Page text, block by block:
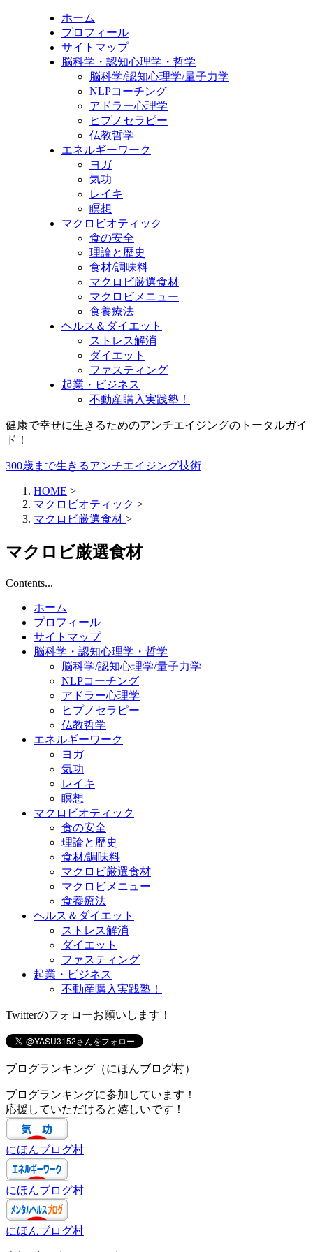
ホーム
プロフィール
サイトマップ
脳科学・認知心理学・哲学
脳科学/認知心理学/量子力学
NLPコーチング
アドラー心理学
ヒプノセラピー
仏教哲学
エネルギーワーク
ヨガ
気功
レイキ
瞑想
マクロビオティック
食の安全
理論と歴史
食材/調味料
マクロビ厳選食材
マクロビメニュー
食養療法
ヘルス＆ダイエット
ストレス解消
ダイエット
ファスティング
起業・ビジネス
不動産購入実践塾！
健康で幸せに生きるためのアンチエイジングのトータルガイ
ド！
300歳まで生きるアンチエイジング技術
HOME >
マクロビオティック >
マクロビ厳選食材 >
マクロビ厳選食材
Contents...
ホーム
プロフィール
サイトマップ
脳科学・認知心理学・哲学
脳科学/認知心理学/量子力学
NLPコーチング
アドラー心理学
ヒプノセラピー
仏教哲学
エネルギーワーク
ヨガ
気功
レイキ
瞑想
マクロビオティック
食の安全
理論と歴史
食材/調味料
マクロビ厳選食材
マクロビメニュー
食養療法
ヘルス＆ダイエット
ストレス解消
ダイエット
ファスティング
起業・ビジネス
不動産購入実践塾！
Twitterのフォローお願いします！
ブログランキング（にほんブログ村）
ブログランキングに参加しています！
応援していただけると嬉しいです！
にほんブログ村
にほんブログ村
にほんブログ村